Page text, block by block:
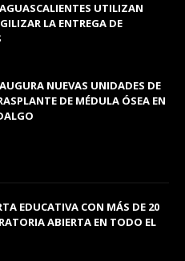
UTILIZAN
LA ENTREGA DE
NUEVAS UNIDADES DE
DE MÉDULA ÓSEA EN
EDUCATIVA CON MÁS DE 20
ABIERTA EN TODO EL